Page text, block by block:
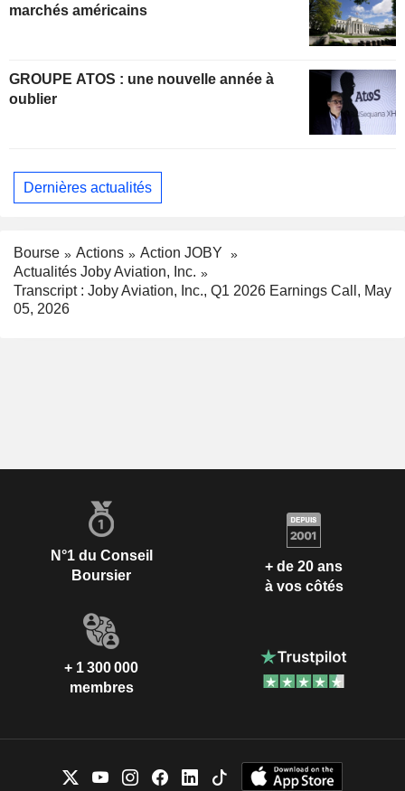
marchés américains
GROUPE ATOS : une nouvelle année à
oublier
Dernières actualités
Bourse Actions
Action JOBY
Actualités Joby Aviation, Inc.
Transcript : Joby Aviation, Inc., Q1 2026 Earnings Call, May
05, 2026
N°1 du Conseil
Boursier
+ de 20 ans
à vos côtés
+ 1 300 000
membres